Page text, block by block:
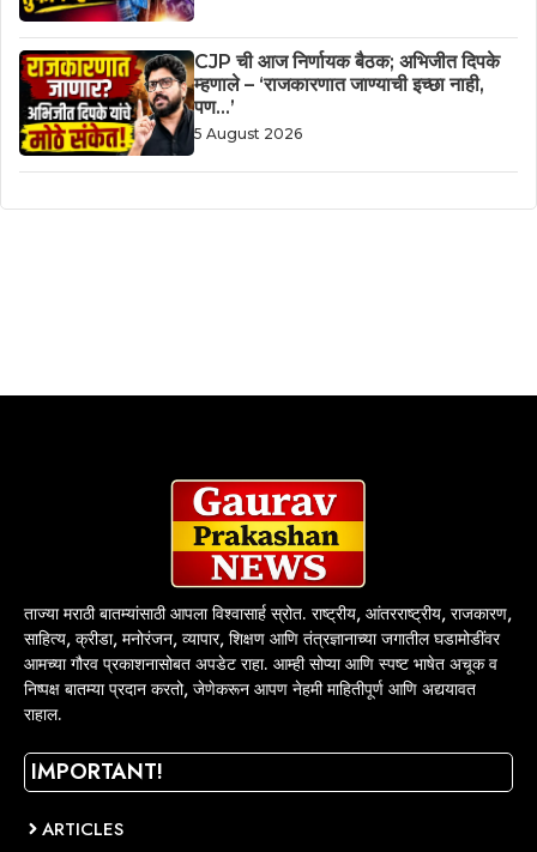
CJP ची आज निर्णायक बैठक; अभिजीत दिपके
म्हणाले – ‘राजकारणात जाण्याची इच्छा नाही,
पण…’
5 August 2026
ताज्या मराठी बातम्यांसाठी आपला विश्वासार्ह स्रोत. राष्ट्रीय, आंतरराष्ट्रीय, राजकारण,
साहित्य, क्रीडा, मनोरंजन, व्यापार, शिक्षण आणि तंत्रज्ञानाच्या जगातील घडामोडींवर
आमच्या गौरव प्रकाशनासोबत अपडेट राहा. आम्ही सोप्या आणि स्पष्ट भाषेत अचूक व
निष्पक्ष बातम्या प्रदान करतो, जेणेकरून आपण नेहमी माहितीपूर्ण आणि अद्ययावत
राहाल.
IMPORTANT!
ARTICLES